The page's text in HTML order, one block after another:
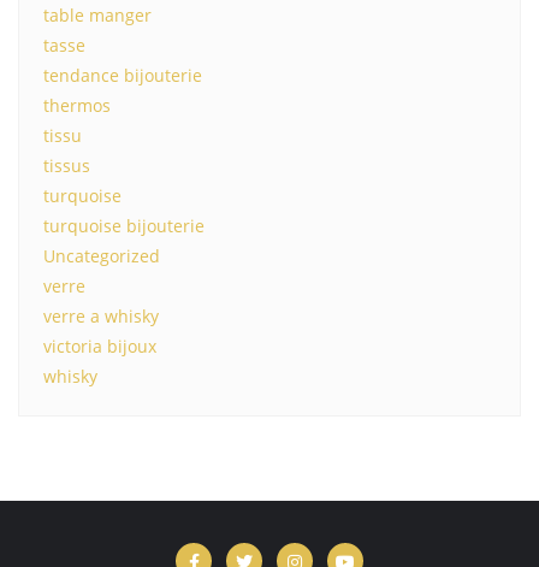
table manger
tasse
tendance bijouterie
thermos
tissu
tissus
turquoise
turquoise bijouterie
Uncategorized
verre
verre a whisky
victoria bijoux
whisky